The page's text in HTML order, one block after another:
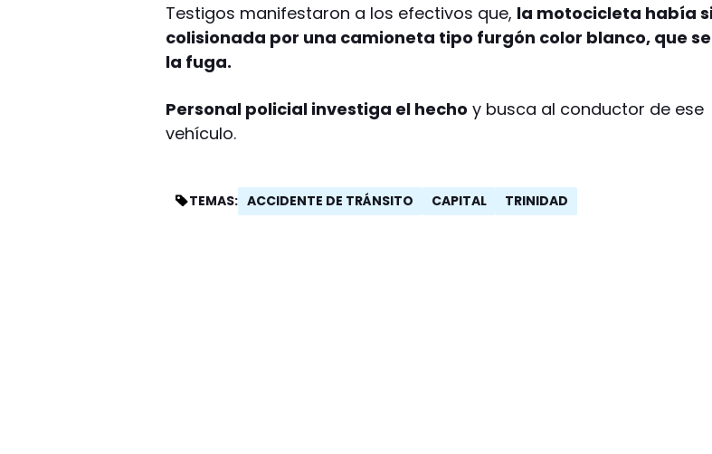
Testigos manifestaron a los efectivos que, la motocicleta había
colisionada por una camioneta tipo furgón color blanco, que
la fuga.
Personal policial investiga el hecho y busca al conductor de ese
vehículo.
TEMAS: ACCIDENTE DE TRÁNSITO CAPITAL TRINIDAD